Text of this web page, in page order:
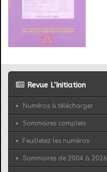
Revue L’Initiation
Numéros à télécharger
Sommaires complets
Feuilletez les numéros
Sommaires de 2004 à 2026